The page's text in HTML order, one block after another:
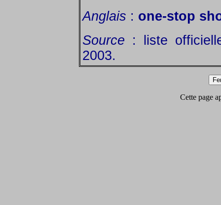
Anglais : one-stop
Source : liste
2003.
Cette page